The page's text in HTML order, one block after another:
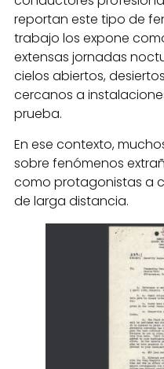
reportan este tipo de
trabajo los expone
extensas jornadas
cielos abiertos,
cercanos a
prueba.
En ese contexto,
sobre fenómenos
como protagonistas a
de larga distancia.